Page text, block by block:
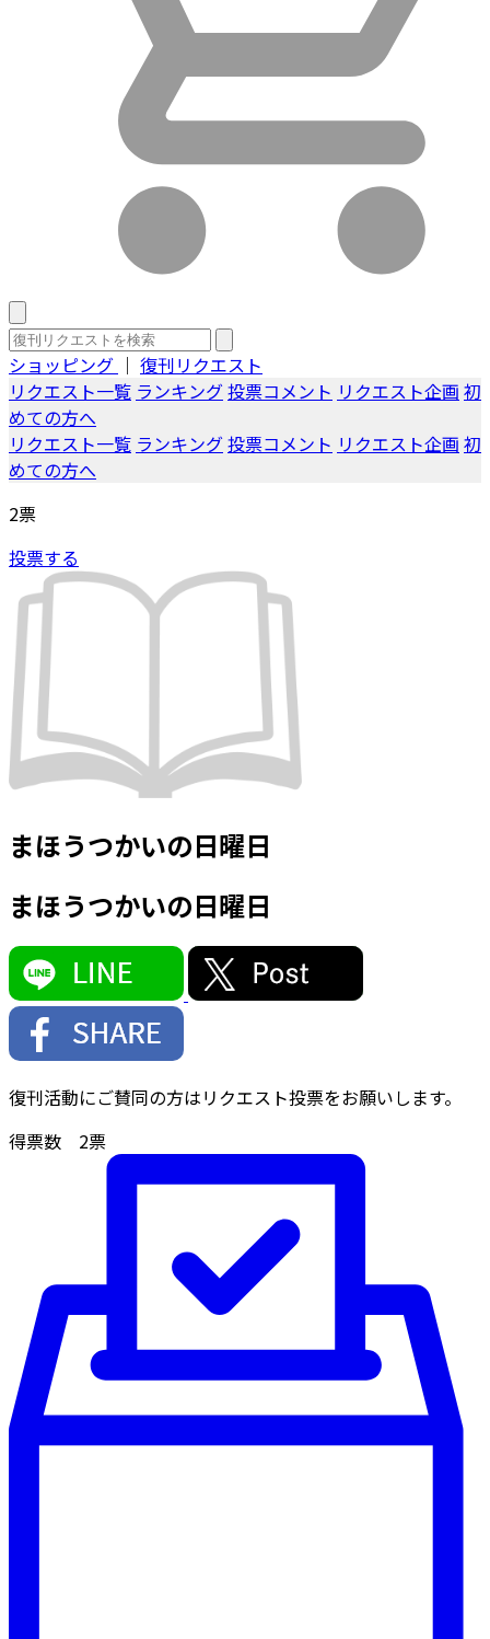
ショッピング ｜ 復刊リクエスト
リクエスト一覧 ランキング投票コメント リクエスト企画 初
めての方へ
リクエスト一覧 ランキング投票コメント リクエスト企画 初
めての方へ
2票
投票する
まほうつかいの日曜日
まほうつかいの日曜日
復刊活動にご賛同の方はリクエスト投票をお願いします。
得票数 2票